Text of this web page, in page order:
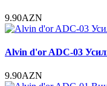
9.90AZN
Alvin d'or ADC-03
9.90AZN